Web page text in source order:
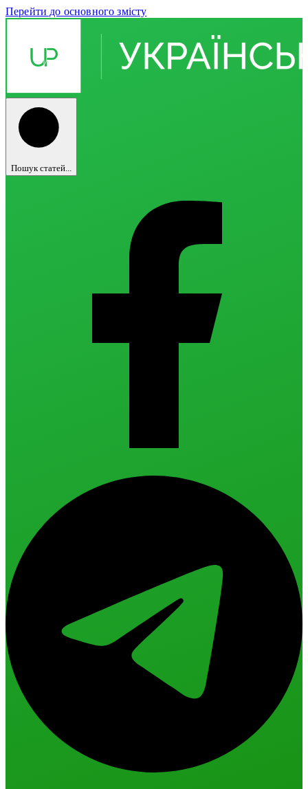
Перейти до основного змісту
Пошук статей...